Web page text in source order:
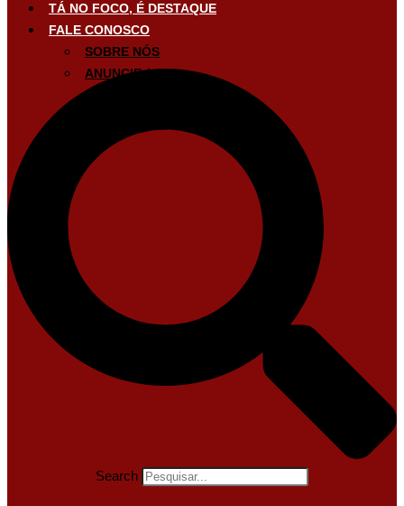
TÁ NO FOCO, É DESTAQUE
FALE CONOSCO
SOBRE NÓS
ANUNCIE AQUI
Search